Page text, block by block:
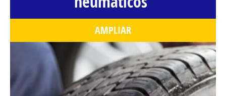
AMPLIAR